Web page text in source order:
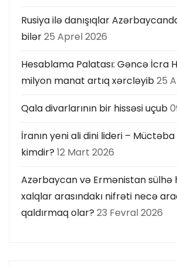
Rusiya ilə danışıqlar
bilər25 Aprel 2026
Hesablama Palatası: Gəncə İcra
milyon manat artıq xərcləyib25
Qala divarlarının bir hissəsi uçub
İranın yeni ali dini lideri –
kimdir? 12 Mart 2026
Azərbaycan və Ermənistan sülhə
xalqlar arasındakı nifrəti necə
qaldırmaq olar? 23 Fevral 2026